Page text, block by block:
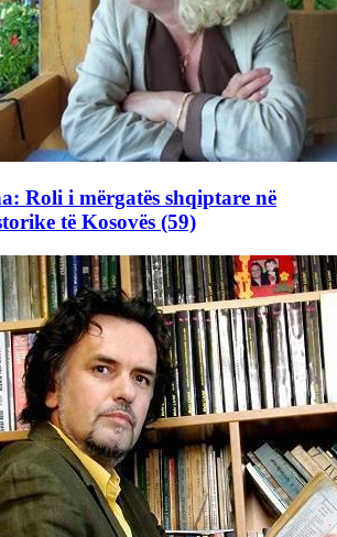
Roli i mërgatës shqiptare në
të Kosovës (59)